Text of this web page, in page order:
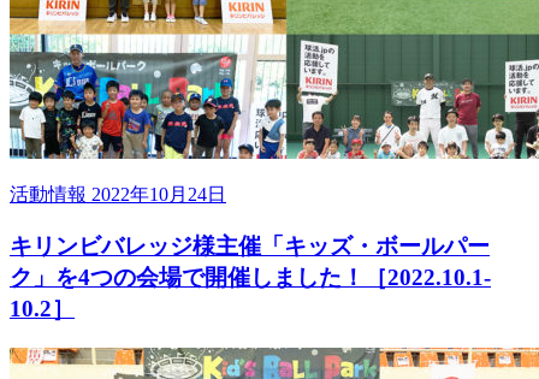
活動情報 2022年10月24日
キリンビバレッジ様主催「キッズ・ボールパー
ク」を4つの会場で開催しました！［2022.10.1-
10.2］